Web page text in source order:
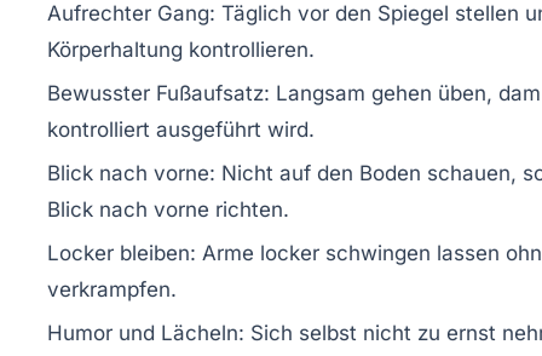
Aufrechter Gang: Täglich vor den Spiegel stellen
Körperhaltung kontrollieren.
Bewusster Fußaufsatz: Langsam gehen üben,
kontrolliert ausgeführt wird.
Blick nach vorne: Nicht auf den Boden schauen,
Blick nach vorne richten.
Locker bleiben: Arme locker schwingen lassen
verkrampfen.
Humor und Lächeln: Sich selbst nicht zu ernst